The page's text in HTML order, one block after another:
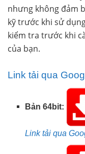
nhưng không đảm
kỹ trước khi sử
kiểm tra trước khi
của bạn.
Link tải qua
Bản 64bit:
Link tải qua